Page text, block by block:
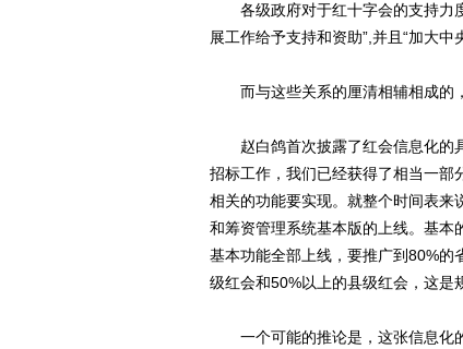
各级政府对于红十字会的支持力度
展工作给予支持和资助”,并且“加大
而与这些关系的厘清相辅相成的，
赵白鸽首次披露了红会信息化的具
招标工作，我们已经获得了相当一部
相关的功能要实现。就整个时间表来
和筹资管理系统基本版的上线。基
基本功能全部上线，要推广到80%
级红会和50%以上的县级红会，这是
一个可能的推论是，这张信息化的